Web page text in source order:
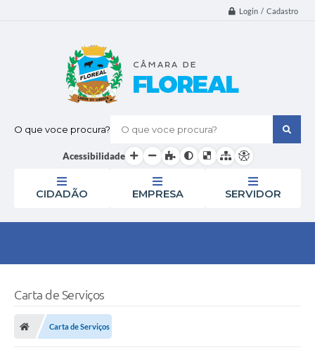
Login / Cadastro
O que voce procura?
Acessibilidade
CIDADÃO EMPRESA SERVIDOR
Carta de Serviços
Carta de Serviços